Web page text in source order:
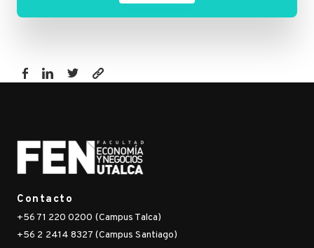
what-
draws-
attention-
to-
fungible-
tokens/
Contacto
+56 71 220 0200 (Campus Talca)
+56 2 2414 8327 (Campus Santiago)